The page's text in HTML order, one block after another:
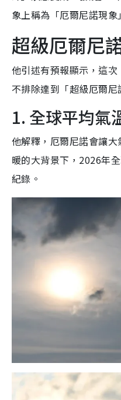
象上稱為「厄爾尼諾現象
超級厄爾尼
他引述有預報顯示，這次
不排除達到「超級厄爾
1. 全球平均氣
他解釋，厄爾尼諾會讓
暖的大背景下，2026年
紀錄。